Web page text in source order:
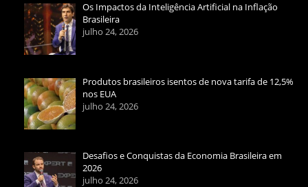
Os Impactos da Inteligência Artificial na Inflação
Brasileira
julho 24, 2026
Produtos brasileiros isentos de nova tarifa de 12,5%
nos EUA
julho 24, 2026
Desafios e Conquistas da Economia Brasileira em
2026
julho 24, 2026